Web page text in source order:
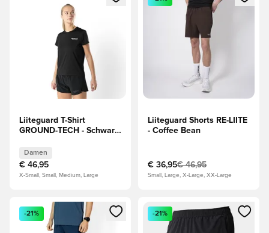
Liiteguard T-Shirt
GROUND-TECH - Schwarz
Damen
€ 46,95
X-Small, Small, Medium, Large
Liiteguard Shorts RE-LIITE
- Coffee Bean
€ 36,95€ 46,95
Small, Large, X-Large, XX-Large
Öffnet ein Fenster zum Anmelden oder Registrieren als
-21%
Öffnet ein Fenster zum
-21%